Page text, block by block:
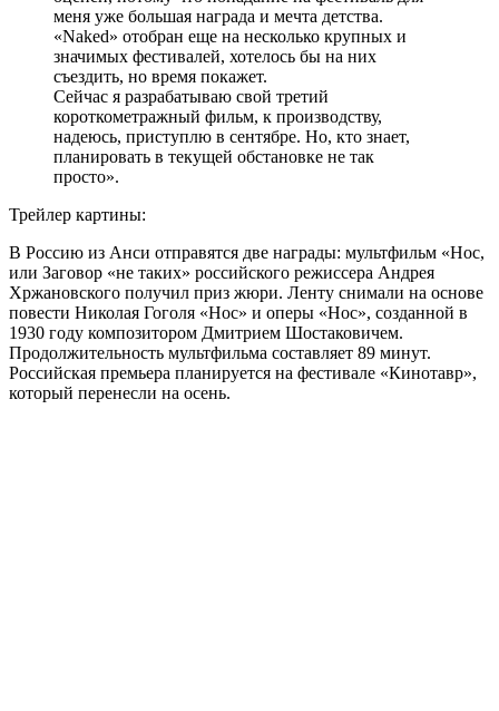
меня уже большая награда и мечта детства.
«Naked» отобран еще на несколько крупных и
значимых фестивалей, хотелось бы на них
съездить, но время покажет.
Сейчас я разрабатываю свой третий
короткометражный фильм, к производству,
надеюсь, приступлю в сентябре. Но, кто знает,
планировать в текущей обстановке не так
просто».
Трейлер картины:
В Россию из Анси отправятся две награды: мультфильм «Нос,
или Заговор «не таких» российского режиссера Андрея
Хржановского получил приз жюри. Ленту снимали на основе
повести Николая Гоголя «Нос» и оперы «Нос», созданной в
1930 году композитором Дмитрием Шостаковичем.
Продолжительность мультфильма составляет 89 минут.
Российская премьера планируется на фестивале «Кинотавр»,
который перенесли на осень.